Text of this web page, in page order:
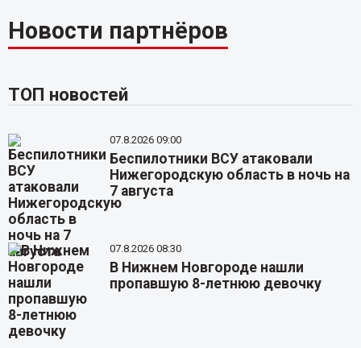
Новости партнёров
ТОП новостей
07.8.2026 09:00
Беспилотники ВСУ атаковали
Нижегородскую область в ночь на
7 августа
07.8.2026 08:30
В Нижнем Новгороде нашли
пропавшую 8-летнюю девочку